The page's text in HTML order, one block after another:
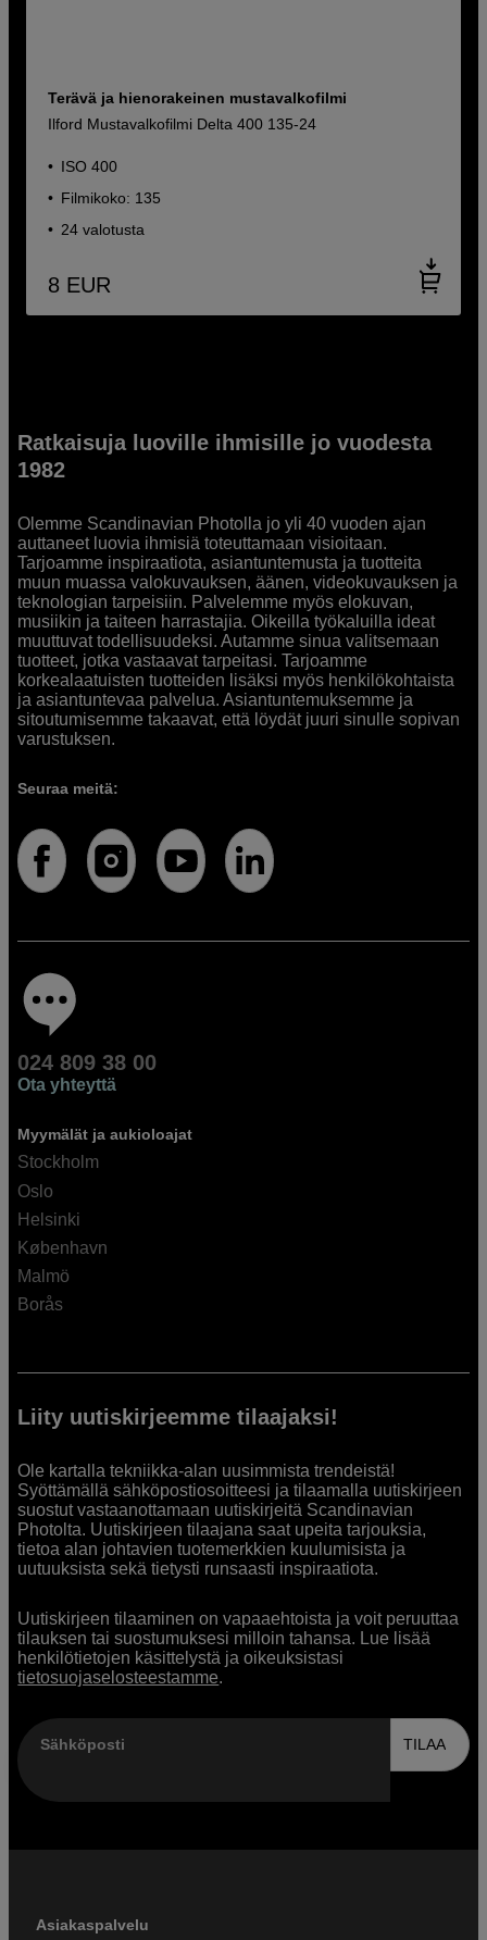
Terävä ja hienorakeinen mustavalkofilmi
Ilford Mustavalkofilmi Delta 400 135-24
ISO 400
Filmikoko: 135
24 valotusta
8 EUR
Ratkaisuja luoville ihmisille jo vuodesta
1982
Olemme Scandinavian Photolla jo yli 40 vuoden ajan
auttaneet luovia ihmisiä toteuttamaan visioitaan.
Tarjoamme inspiraatiota, asiantuntemusta ja tuotteita
muun muassa valokuvauksen, äänen, videokuvauksen ja
teknologian tarpeisiin. Palvelemme myös elokuvan,
musiikin ja taiteen harrastajia. Oikeilla työkaluilla ideat
muuttuvat todellisuudeksi. Autamme sinua valitsemaan
tuotteet, jotka vastaavat tarpeitasi. Tarjoamme
korkealaatuisten tuotteiden lisäksi myös henkilökohtaista
ja asiantuntevaa palvelua. Asiantuntemuksemme ja
sitoutumisemme takaavat, että löydät juuri sinulle sopivan
varustuksen.
Seuraa meitä:
024 809 38 00
Ota yhteyttä
Myymälät ja aukioloajat
Stockholm
Oslo
Helsinki
København
Malmö
Borås
Liity uutiskirjeemme tilaajaksi!
Ole kartalla tekniikka-alan uusimmista trendeistä!
Syöttämällä sähköpostiosoitteesi ja tilaamalla uutiskirjeen
suostut vastaanottamaan uutiskirjeitä Scandinavian
Photolta. Uutiskirjeen tilaajana saat upeita tarjouksia,
tietoa alan johtavien tuotemerkkien kuulumisista ja
uutuuksista sekä tietysti runsaasti inspiraatiota.
Uutiskirjeen tilaaminen on vapaaehtoista ja voit peruuttaa
tilauksen tai suostumuksesi milloin tahansa. Lue lisää
henkilötietojen käsittelystä ja oikeuksistasi
tietosuojaselosteestamme.
Sähköposti TILAA
Asiakaspalvelu